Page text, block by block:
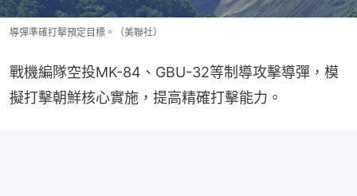
導彈準確打擊預定目標。（美聯社）
戰機編隊空投MK-84、GBU-32等制導攻擊導彈，模
擬打擊朝鮮核心實施，提高精確打擊能力。